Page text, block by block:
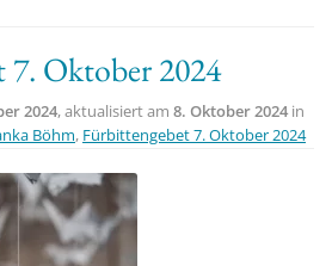
Oktober 2024
2024, aktualisiert am 8. Oktober 2024 in
Böhm, Fürbittengebet 7. Oktober 2024